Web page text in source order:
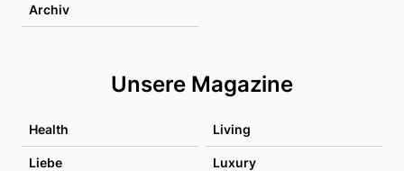
Archiv
Unsere Magazine
Health Living
Liebe Luxury